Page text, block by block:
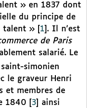
» en 1837 dont
du principe de
talent »
1 . Il n’est
de Paris
salarié. Le
saint-simonien
le graveur Henri
et membres de
1840
3
ainsi